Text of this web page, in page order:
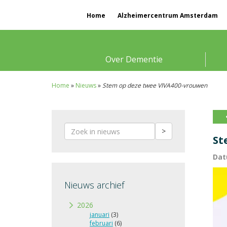
Home Alzheimercentrum Amsterdam
Over Dementie
Home » Nieuws»Stem op deze twee VIVA400-vrouwen
>
Nieuws archief
2026
januari (3)
februari (6)